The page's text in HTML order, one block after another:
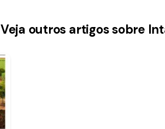
Veja outros artigos sobre